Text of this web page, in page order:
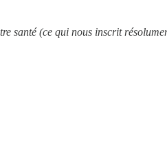
santé (ce qui nous inscrit